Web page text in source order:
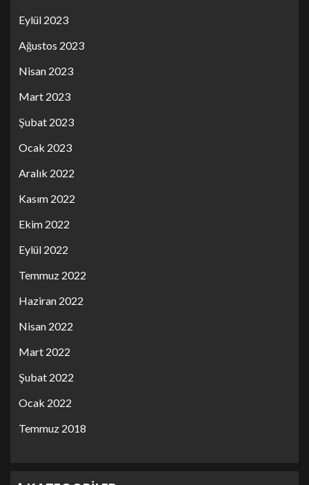
Eylül 2023
Ağustos 2023
Nisan 2023
Mart 2023
Şubat 2023
Ocak 2023
Aralık 2022
Kasım 2022
Ekim 2022
Eylül 2022
Temmuz 2022
Haziran 2022
Nisan 2022
Mart 2022
Şubat 2022
Ocak 2022
Temmuz 2018